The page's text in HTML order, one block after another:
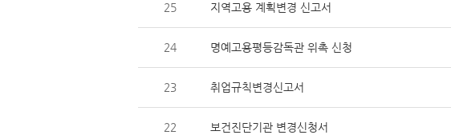
25 지역고용 계획변경 신고서
24 명예고용평등감독관 위촉 신청
23 취업규칙변경신고서
22 보건진단기관 변경신청서